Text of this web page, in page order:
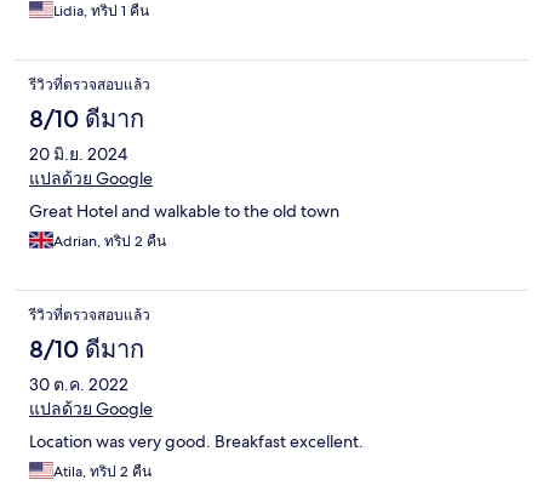
Lidia, ทริป 1 คืน
รีวิวที่ตรวจสอบแล้ว
8/10 ดีมาก
20 มิ.ย. 2024
แปลด้วย Google
Great Hotel and walkable to the old town
Adrian, ทริป 2 คืน
รีวิวที่ตรวจสอบแล้ว
8/10 ดีมาก
30 ต.ค. 2022
แปลด้วย Google
Location was very good. Breakfast excellent.
Atila, ทริป 2 คืน